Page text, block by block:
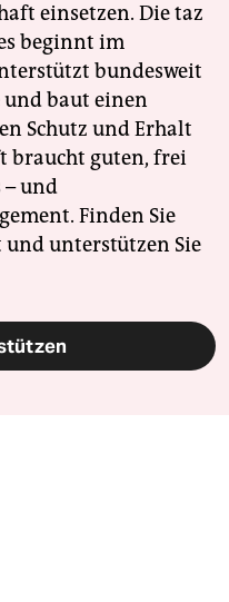
einsetzen. Die taz
beginnt im
bundesweit
baut einen
Schutz und Erhalt
braucht guten, frei
und
Finden Sie
und unterstützen Sie